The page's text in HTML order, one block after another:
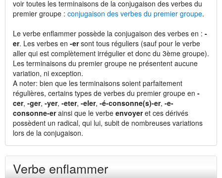
voir toutes les terminaisons de la conjugaison des verbes du
premier groupe : conjugaison des verbes du premier groupe.
Le verbe enflammer possède la conjugaison des verbes en : -
er. Les verbes en -ersont tous réguliers (sauf pour le verbe
aller qui est complètement irrégulier et donc du 3ème groupe).
Les terminaisons du premier groupe ne présentent aucune
variation, ni exception.
A noter: bien que les terminaisons soient parfaitement
régulières, certains types de verbes du premier groupe en -
cer, -ger, -yer, -eter, -eler, -é-consonne(s)-er, -e-
consonne-erainsi que le verbe envoyeret ces dérivés
possèdent un radical, qui lui, subit de nombreuses variations
lors de la conjugaison.
Verbe enflammer